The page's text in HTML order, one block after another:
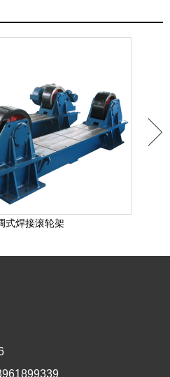
式焊接滚轮架